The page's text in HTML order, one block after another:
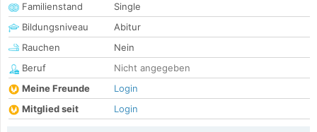
Familienstand
Single
Bildungsniveau
Abitur
Rauchen
Nein
Beruf
Nicht angegeben
Meine Freunde
Login
Mitglied seit
Login